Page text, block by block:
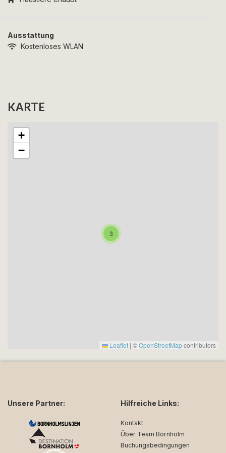
Ausstattung
Kostenloses WLAN
KARTE
3
+
−
Leaflet | ©OpenStreetMapcontributors
Unsere Partner: Hilfreiche Links:
Kontakt
Über Team Bornholm
Buchungsbedingungen